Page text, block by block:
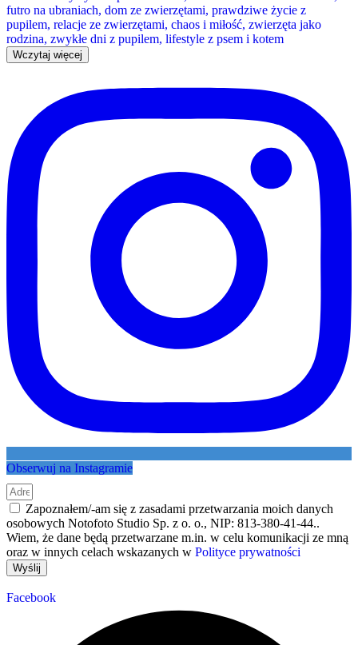
Wczytaj więcej
Obserwuj na Instagramie
Zapoznałem/-am się z zasadami przetwarzania moich danych
osobowych Notofoto Studio Sp. z o. o., NIP: 813-380-41-44..
Wiem, że dane będą przetwarzane m.in. w celu komunikacji ze mną
oraz w innych celach wskazanych w Polityce prywatności
Wyślij
Facebook